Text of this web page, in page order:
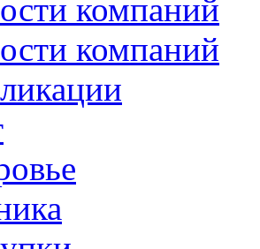
компаний
компаний